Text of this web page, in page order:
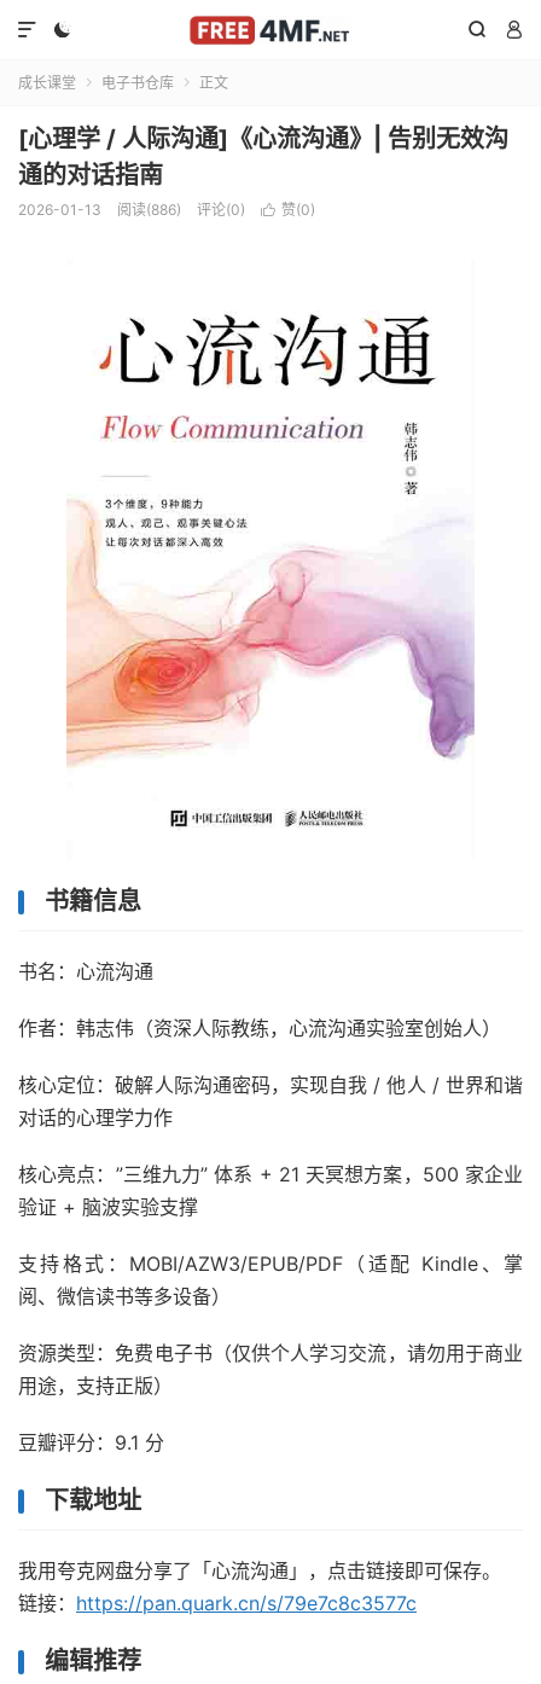
  

成长课堂  电子书仓库  正文
[心理学 / 人际沟通]《心流沟通》| 告别无效沟
通的对话指南
2026-01-13 阅读(886) 评论(0)  赞(0)
书籍信息
书名：心流沟通
作者：韩志伟（资深人际教练，心流沟通实验室创始人）
核心定位：破解人际沟通密码，实现自我 / 他人 / 世界和谐
对话的心理学力作
核心亮点：”三维九力” 体系 + 21 天冥想方案，500 家企业
验证 + 脑波实验支撑
支持格式：MOBI/AZW3/EPUB/PDF（适配 Kindle、掌
阅、微信读书等多设备）
资源类型：免费电子书（仅供个人学习交流，请勿用于商业
用途，支持正版）
豆瓣评分：9.1 分
下载地址
我用夸克网盘分享了「心流沟通」，点击链接即可保存。
链接： https://pan.quark.cn/s/79e7c8c3577c
编辑推荐